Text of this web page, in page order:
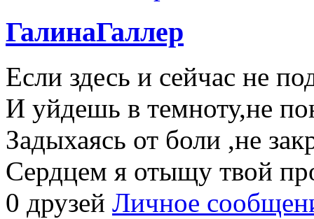
ГалинаГаллер
Если здесь и сейчас не
И уйдешь в темноту,не
Задыхаясь от боли ,не
Сердцем я отыщу твой
0 друзей Личное